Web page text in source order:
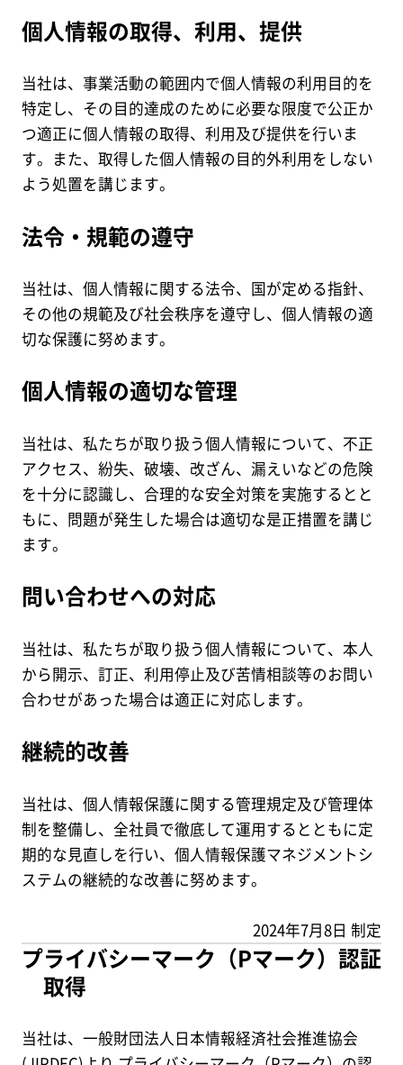
新卒採用
キャリア採用
個人情報の取得、利用、提供
当社は、事業活動の範囲内で個人情報の利用目的を
特定し、その目的達成のために必要な限度で公正か
つ適正に個人情報の取得、利用及び提供を行いま
す。また、取得した個人情報の目的外利用をしない
よう処置を講じます。
法令・規範の遵守
当社は、個人情報に関する法令、国が定める指針、
その他の規範及び社会秩序を遵守し、個人情報の適
切な保護に努めます。
個人情報の適切な管理
当社は、私たちが取り扱う個人情報について、不正
アクセス、紛失、破壊、改ざん、漏えいなどの危険
を十分に認識し、合理的な安全対策を実施するとと
もに、問題が発生した場合は適切な是正措置を講じ
ます。
問い合わせへの対応
当社は、私たちが取り扱う個人情報について、本人
から開示、訂正、利用停止及び苦情相談等のお問い
合わせがあった場合は適正に対応します。
継続的改善
当社は、個人情報保護に関する管理規定及び管理体
制を整備し、全社員で徹底して運用するとともに定
期的な見直しを行い、個人情報保護マネジメントシ
ステムの継続的な改善に努めます。
2024年7月8日 制定
プライバシーマーク（Pマーク）認証
取得
当社は、一般財団法人日本情報経済社会推進協会